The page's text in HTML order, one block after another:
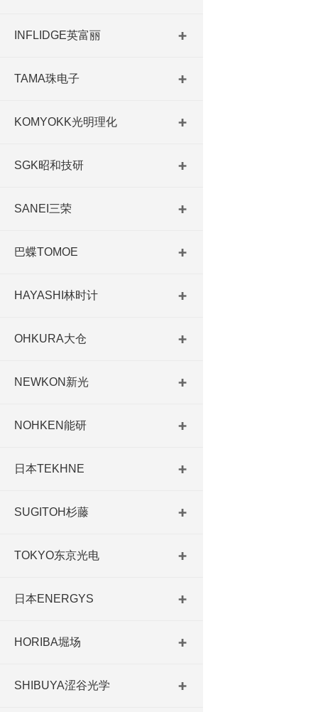
INFLIDGE英富丽
TAMA珠电子
KOMYOKK光明理化
SGK昭和技研
SANEI三荣
巴蝶TOMOE
HAYASHI林时计
OHKURA大仓
NEWKON新光
NOHKEN能研
日本TEKHNE
SUGITOH杉藤
TOKYO东京光电
日本ENERGYS
HORIBA堀场
SHIBUYA涩谷光学